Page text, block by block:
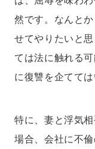
然です。なんと
せてやりたいと
ては法に触れる
に復讐を企てては
特に、妻と浮気
場合、会社に不